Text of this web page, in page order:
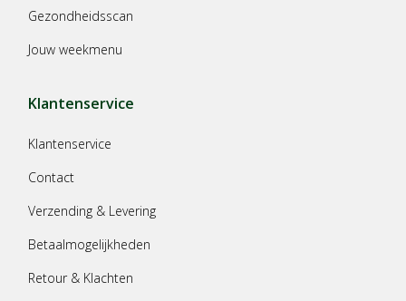
Gezondheidsscan
Jouw weekmenu
Klantenservice
Klantenservice
Contact
Verzending & Levering
Betaalmogelijkheden
Retour & Klachten